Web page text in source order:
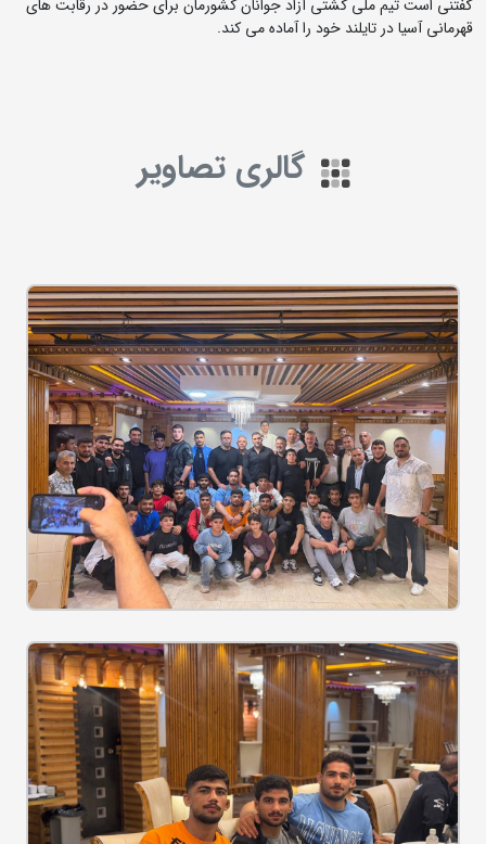
گفتنی است تیم ملی کشتی آزاد جوانان کشورمان برای حضور در رقابت های
قهرمانی آسیا در تایلند خود را آماده می کند.
گالری تصاویر